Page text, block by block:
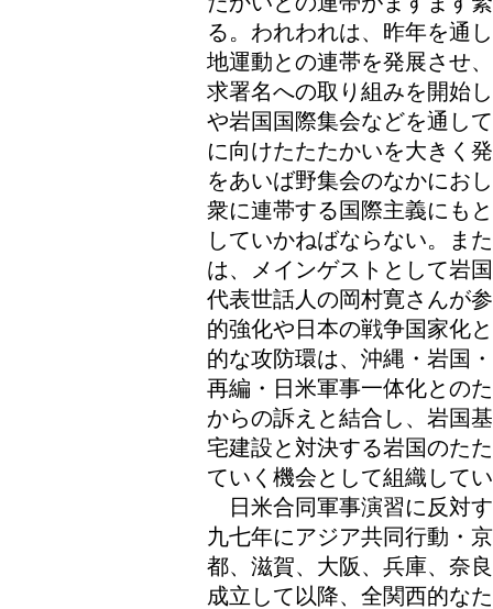
る。われわれは、昨年を通
地運動との連帯を発展させ
求署名への取り組みを開始
や岩国国際集会などを通し
に向けたたたかいを大きく
をあいば野集会のなかにお
衆に連帯する国際主義にも
していかねばならない。ま
は、メインゲストとして岩
代表世話人の岡村寛さんが
的強化や日本の戦争国家化
的な攻防環は、沖縄・岩国
再編・日米軍事一体化との
からの訴えと結合し、岩国
宅建設と対決する岩国のた
ていく機会として組織して
日米合同軍事演習に反対
九七年にアジア共同行動・
都、滋賀、大阪、兵庫、奈
成立して以降、全関西的な